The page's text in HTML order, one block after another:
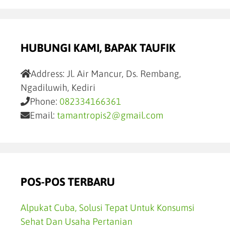
HUBUNGI KAMI, BAPAK TAUFIK
Address: Jl. Air Mancur, Ds. Rembang,
Ngadiluwih, Kediri
Phone: 082334166361
Email: tamantropis2@gmail.com
POS-POS TERBARU
Alpukat Cuba, Solusi Tepat Untuk Konsumsi
Sehat Dan Usaha Pertanian